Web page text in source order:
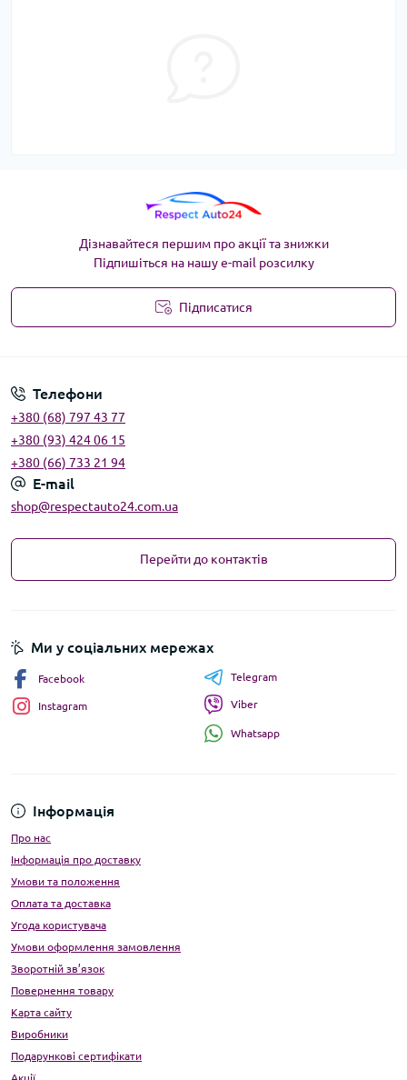
Дізнавайтеся першим про акції та знижки
Підпишіться на нашу e-mail розсилку
Підписатися
Телефони
+380 (68) 797 43 77
+380 (93) 424 06 15
+380 (66) 733 21 94
E-mail
shop@respectauto24.com.ua
Перейти до контактів
Інформація
Про нас
Інформація про доставку
Умови та положення
Оплата та доставка
Угода користувача
Умови оформлення замовлення
Зворотній зв’язок
Повернення товару
Карта сайту
Виробники
Подарункові сертифікати
Ми у соціальних мережах
Facebook
Instagram
Telegram
Viber
Whatsapp